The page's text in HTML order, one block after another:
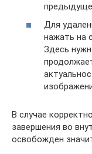
Для
нажать на
Здесь
В случае
завершения во
освобожден